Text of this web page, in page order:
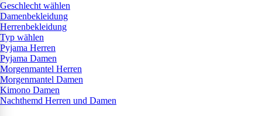
Geschlecht wählen
Damenbekleidung
Herrenbekleidung
Typ wählen
Pyjama Herren
Pyjama Damen
Morgenmantel Herren
Morgenmantel Damen
Kimono Damen
Nachthemd Herren und Damen